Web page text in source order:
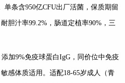
单条含950亿CFU出厂活菌，保质期留
胆汁率99.2%，肠道定植率90%，三
加9%免疫球蛋白IgG，同价位中免疫
感体质适用。适配18-65岁成人（青